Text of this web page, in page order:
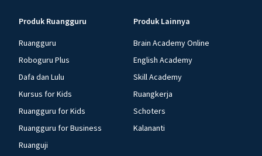
Produk Ruangguru
Ruangguru
Roboguru Plus
Dafa dan Lulu
Kursus for Kids
Ruangguru for Kids
Ruangguru for Business
Ruanguji
Produk Lainnya
Brain Academy Online
English Academy
Skill Academy
Ruangkerja
Schoters
Kalananti